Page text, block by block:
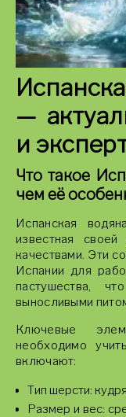
—
и
Что такое
чем её
Испанская
известная
качествами. Эти
Испании для
пастушества,
выносливыми
Ключевые
необходимо
включают:
Тип шерсти:
Размер и вес: